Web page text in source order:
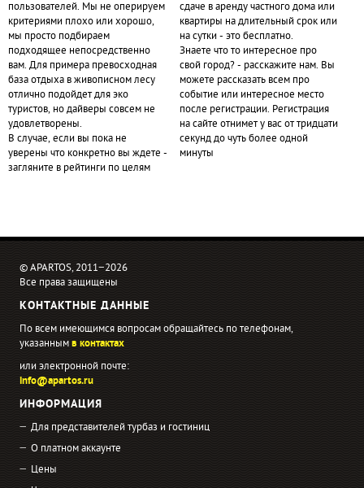
пользователей. Мы не оперируем
критериями плохо или хорошо,
мы просто подбираем
подходящее непосредственно
вам. Для примера превосходная
база отдыха в живописном лесу
отлично подойдет для эко
туристов, но дайверы совсем не
удовлетворены.
В случае, если вы пока не
уверены что конкретно вы ждете -
загляните в рейтинги по целям
сдаче в аренду частного дома или
квартиры на длительный срок или
на сутки - это бесплатно.
Знаете что то интересное про
свой город? - расскажите нам. Вы
можете рассказать всем про
событие или интересное место
после регистрации. Регистрация
на сайте отнимет у вас от тридцати
секунд до чуть более одной
минуты
© APARTOS, 2011−2026
Все права защищены
КОНТАКТНЫЕ ДАННЫЕ
По всем имеющимся вопросам обращайтесь по телефонам,
указаннымв контактах
или электронной почте:
info@apartos.ru
ИНФОРМАЦИЯ
Для представителей турбаз и гостиниц
О платном аккаунте
Цены